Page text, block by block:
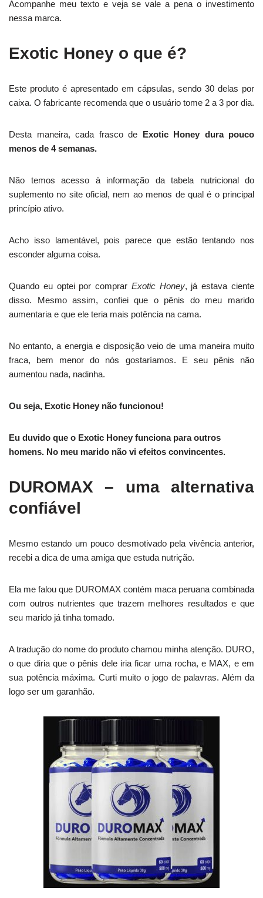
Acompanhe meu texto e veja se vale a pena o investimento
nessa marca.
Exotic Honey o que é?
Este produto é apresentado em cápsulas, sendo 30 delas por
caixa. O fabricante recomenda que o usuário tome 2 a 3 por dia.
Desta maneira, cada frasco de Exotic Honey dura pouco
menos de 4 semanas.
Não temos acesso à informação da tabela nutricional do
suplemento no site oficial, nem ao menos de qual é o principal
princípio ativo.
Acho isso lamentável, pois parece que estão tentando nos
esconder alguma coisa.
Quando eu optei por comprar Exotic Honey, já estava ciente
disso. Mesmo assim, confiei que o pênis do meu marido
aumentaria e que ele teria mais potência na cama.
No entanto, a energia e disposição veio de uma maneira muito
fraca, bem menor do nós gostaríamos. E seu pênis não
aumentou nada, nadinha.
Ou seja, Exotic Honey não funcionou!
Eu duvido que o Exotic Honey funciona para outros
homens. No meu marido não vi efeitos convincentes.
DUROMAX – uma alternativa
confiável
Mesmo estando um pouco desmotivado pela vivência anterior,
recebi a dica de uma amiga que estuda nutrição.
Ela me falou que DUROMAX contém maca peruana combinada
com outros nutrientes que trazem melhores resultados e que
seu marido já tinha tomado.
A tradução do nome do produto chamou minha atenção. DURO,
o que diria que o pênis dele iria ficar uma rocha, e MAX, e em
sua potência máxima. Curti muito o jogo de palavras. Além da
logo ser um garanhão.